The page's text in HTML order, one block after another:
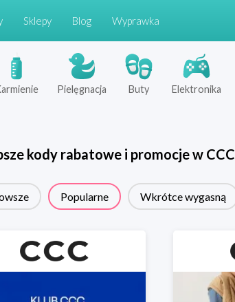
Sklepy Blog Wyprawka
Pielęgnacja Buty Elektronika
kody rabatowe i promocje w CCC
Popularne Wkrótce wygasną